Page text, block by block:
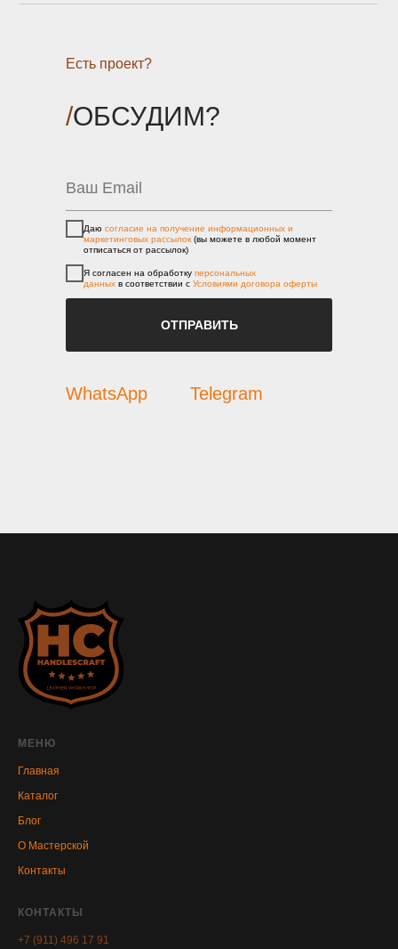
/ОБСУДИМ?
Есть проект?
Даю согласие на получение информационных и
маркетинговых рассылок (вы можете в любой момент
отписаться от рассылок)
Я согласен на обработку персональных
данных в соответствии с Условиями договора оферты
ОТПРАВИТЬ
WhatsApp Telegram
МЕНЮ
Главная
Каталог
Блог
О Мастерской
Контакты
КОНТАКТЫ
+7 (911) 496 17 91